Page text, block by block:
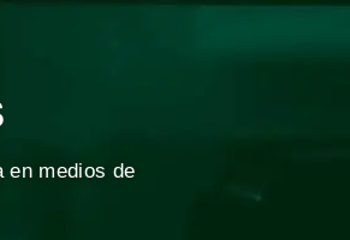
en medios de